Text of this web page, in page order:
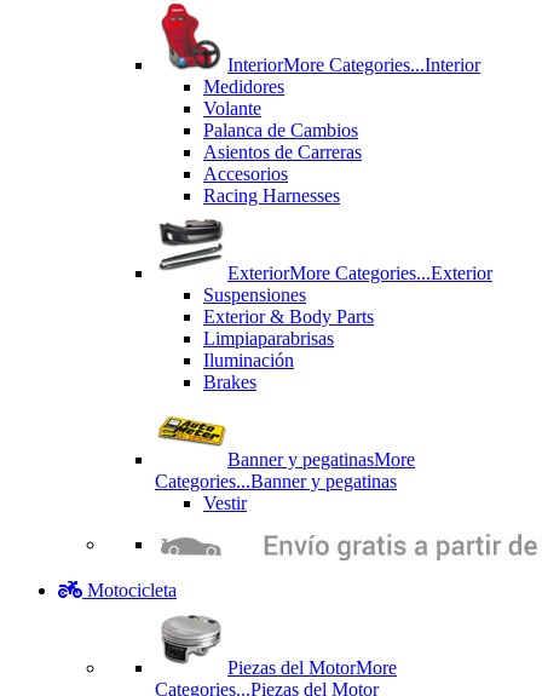
InteriorMore Categories...Interior
Medidores
Volante
Palanca de Cambios
Asientos de Carreras
Accesorios
Racing Harnesses
ExteriorMore Categories...Exterior
Suspensiones
Exterior & Body Parts
Limpiaparabrisas
Iluminación
Brakes
Banner y pegatinasMore
Categories...Banner y pegatinas
Vestir
Motocicleta
Piezas del MotorMore
Categories...Piezas del Motor